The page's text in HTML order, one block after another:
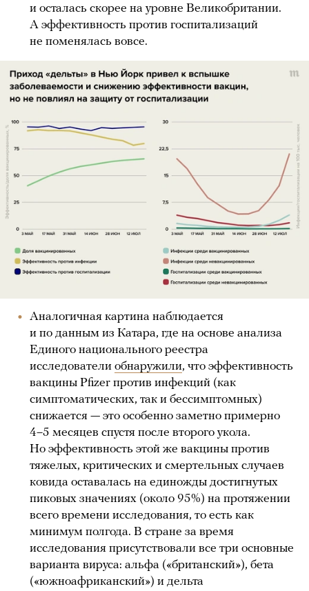
и осталась скорее на уровне Великобритании.
А эффективность против госпитализаций
не поменялась вовсе.
Аналогичная картина наблюдается
и по данным из Катара, где на основе анализа
Единого национального реестра
исследователи обнаружили, что эффективность
вакцины Pfizer против инфекций (как
симптоматических, так и бессимптомных)
снижается — это особенно заметно примерно
4–5 месяцев спустя после второго укола.
Но эффективность этой же вакцины против
тяжелых, критических и смертельных случаев
ковида оставалась на единожды достигнутых
пиковых значениях (около 95%) на протяжении
всего времени исследования, то есть как
минимум полгода. В стране за время
исследования присутствовали все три основные
варианта вируса: альфа («британский»), бета
(«южноафриканский») и дельта